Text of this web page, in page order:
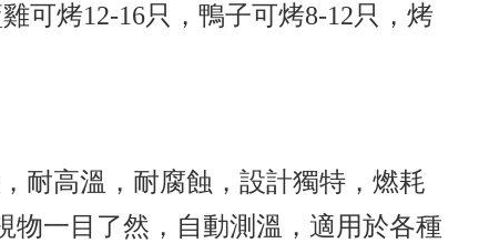
可烤12-16只，鴨子可烤8-12只，烤
耐高溫，耐腐蝕，設計獨特，燃耗
物一目了然，自動測溫，適用於各種